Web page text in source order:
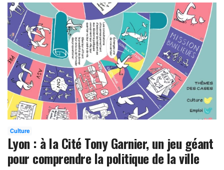
Culture
Lyon : à la Cité Tony Garnier, un jeu géant
pour comprendre la politique de la ville